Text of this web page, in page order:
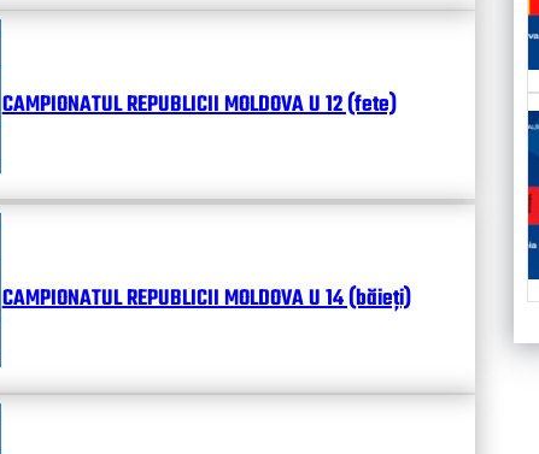
CAMPIONATUL REPUBLICII MOLDOVA U 12 (fete)
CAMPIONATUL REPUBLICII MOLDOVA U 14 (băieți)